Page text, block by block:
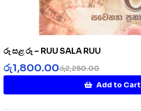
රූ සළ රූ – RUU SALA RUU
රු2,250.00
රු1,800.00
Add to Cart